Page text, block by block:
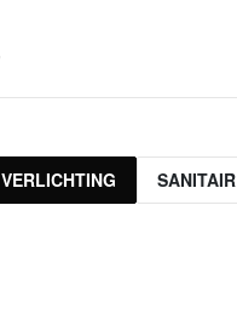
VERLICHTING SANITAIR